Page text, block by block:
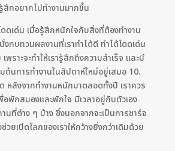
กอยากไปทำงานมากขึ้น
ดเด่น เมื่อรู้สึกหนักใจกับสิ่งที่ต้องทำงาน
ทบทวนผลงานที่เราทำได้ดี ทำได้โดดเด่น
ราะจะทำให้เรารู้สึกถึงความสำเร็จ และมี
ต้นการทำงานในสัปดาห์ใหม่อยู่เสมอ 10.
หลังจากทำงานหนักมาตลอดทั้งปี เราควร
อพักสมองและพักใจ มีเวลาอยู่กับตัวเอง
นที่ต่าง ๆ บ้าง ซึ่งนอกจากจะเป็นการชาร์จ
ยเปิดโลกของเราให้กว้างยิ่งกว่าเดิมด้วย